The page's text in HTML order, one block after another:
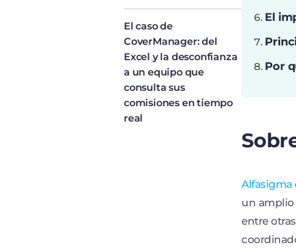
El caso de
CoverManager: del
Excel y la desconfianza
a un equipo que
consulta sus
comisiones en tiempo
real
El
Por
Alfasigma
un amplio
entre